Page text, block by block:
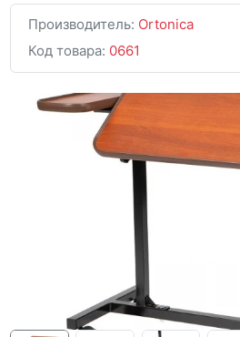
Производитель: Ortonica
Код товара: 0661